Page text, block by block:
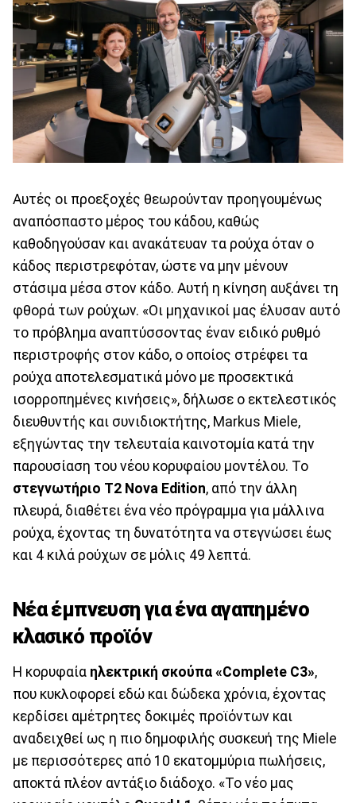
Αυτές οι προεξοχές θεωρούνταν προηγουμένως
αναπόσπαστο μέρος του κάδου, καθώς
καθοδηγούσαν και ανακάτευαν τα ρούχα όταν ο
κάδος περιστρεφόταν, ώστε να μην μένουν
στάσιμα μέσα στον κάδο. Αυτή η κίνηση αυξάνει τη
φθορά των ρούχων. «Οι μηχανικοί μας έλυσαν αυτό
το πρόβλημα αναπτύσσοντας έναν ειδικό ρυθμό
περιστροφής στον κάδο, ο οποίος στρέφει τα
ρούχα αποτελεσματικά μόνο με προσεκτικά
ισορροπημένες κινήσεις», δήλωσε ο εκτελεστικός
διευθυντής και συνιδιοκτήτης, Markus Miele,
εξηγώντας την τελευταία καινοτομία κατά την
παρουσίαση του νέου κορυφαίου μοντέλου. Το
στεγνωτήριο T2 Nova Edition, από την άλλη
πλευρά, διαθέτει ένα νέο πρόγραμμα για μάλλινα
ρούχα, έχοντας τη δυνατότητα να στεγνώσει έως
και 4 κιλά ρούχων σε μόλις 49 λεπτά.
Νέα έμπνευση για ένα αγαπημένο
κλασικό προϊόν
Η κορυφαία ηλεκτρική σκούπα «Complete C3»,
που κυκλοφορεί εδώ και δώδεκα χρόνια, έχοντας
κερδίσει αμέτρητες δοκιμές προϊόντων και
αναδειχθεί ως η πιο δημοφιλής συσκευή της Miele
με περισσότερες από 10 εκατομμύρια πωλήσεις,
αποκτά πλέον αντάξιο διάδοχο. «Το νέο μας